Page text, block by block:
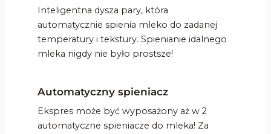
Inteligentna dysza pary, która
automatycznie spienia mleko do zadanej
temperatury i tekstury. Spienianie idalnego
mleka nigdy nie było prostsze!
Automatyczny spieniacz
Ekspres może być wyposażony aż w 2
automatyczne spieniacze do mleka! Za